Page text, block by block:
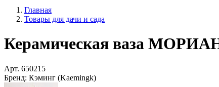
Главная
Товары для дачи и сада
Керамическая ваза
Арт. 650215
Бренд: Кэминг (Kaemingk)